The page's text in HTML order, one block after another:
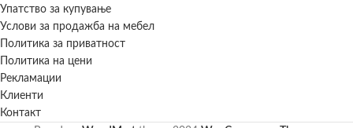
Упатство за купување
Услови за продажба на мебел
Политика за приватност
Политика на цени
Рекламации
Клиенти
Контакт